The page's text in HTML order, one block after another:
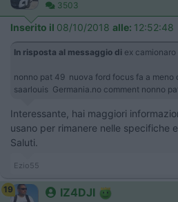
3503
Inserito il 08/10/2018 alle: 12:52:48
In risposta al messaggio di ex camionaro
nonno pat 49 nuova ford focus fa a meno
saarlouis Germania.no comment nonno
Interessante, hai maggiori
usano per rimanere nelle specifiche
Saluti.
Ezio55
19 IZ4DJI